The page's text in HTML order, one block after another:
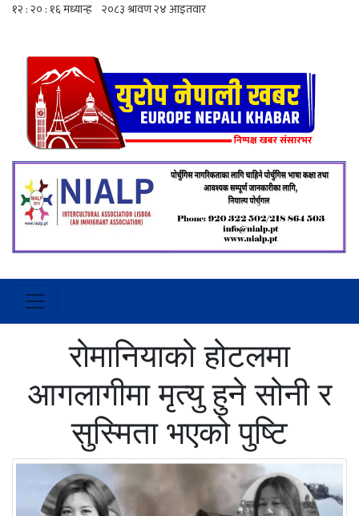
रोमानियाको होटलमा
आगलागीमा मृत्यु हुने सोनी र
सुस्मिता भएको पुष्टि